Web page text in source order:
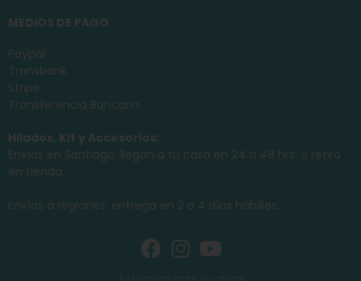
MEDIOS DE PAGO
Paypal
Transbank
Stripe
Transferencia Bancaria
Hilados, Kit y Accesorios:
Envíos en Santiago: llegan a tu casa en 24 a 48 hrs. o retiro
en tienda.
Envíos a regiones: entrega en 2 a 4 días hábilies.